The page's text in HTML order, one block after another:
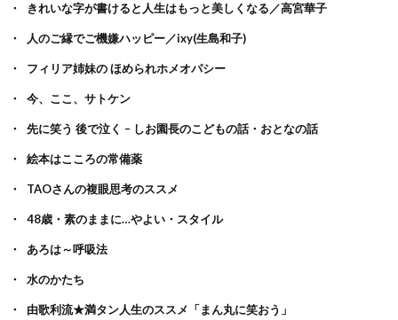
きれいな字が書けると人生はもっと美しくなる／高宮華子
人のご縁でご機嫌ハッピー／ixy(生島和子)
フィリア姉妹の ほめられホメオパシー
今、ここ、サトケン
先に笑う 後で泣く – しお園長のこどもの話・おとなの話
絵本はこころの常備薬
TAOさんの複眼思考のススメ
48歳・素のままに…やよい・スタイル
あろは～呼吸法
水のかたち
由歌利流★満タン人生のススメ「まん丸に笑おう」